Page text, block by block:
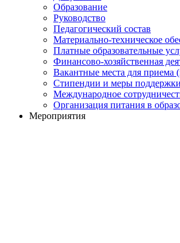
Образование
Руководство
Педагогический состав
Материально-техническое
Платные образовательные
Финансово-хозяйственная
Вакантные места для приема
Стипендии и меры
Международное
Организация питания в
Мероприятия